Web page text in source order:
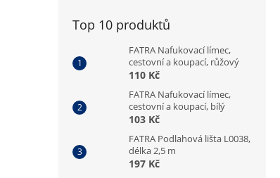
Top 10 produktů
FATRA Nafukovací límec,
cestovní a koupací, růžový
110 Kč
FATRA Nafukovací límec,
cestovní a koupací, bílý
103 Kč
FATRA Podlahová lišta L0038,
délka 2,5 m
197 Kč